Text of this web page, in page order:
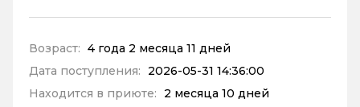
Возраст: 4 года 2 месяца 11 дней
Дата поступления:
2026-05-31 14:36:00
Находится в приюте:
2 месяца 10 дней